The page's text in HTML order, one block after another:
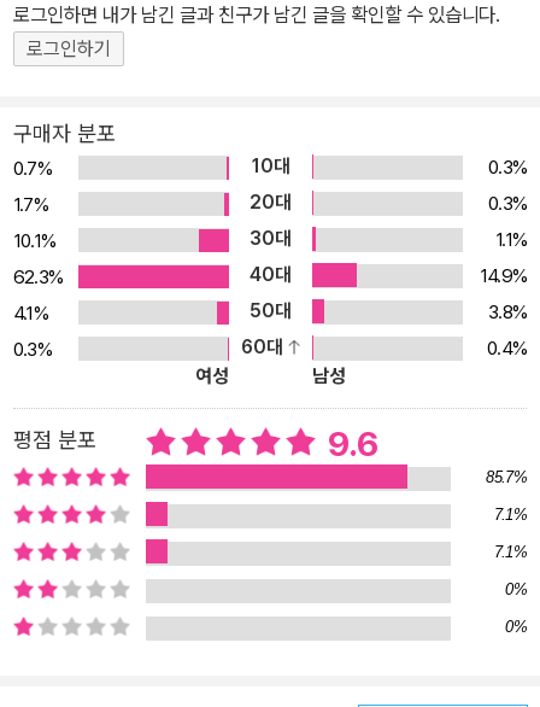
로그인하면 내가 남긴 글과 친구가 남긴 글을 확인할 수 있습니다.
로그인하기
구매자 분포
0.7% 10대
0.3%
1.7%
20대
0.3%
10.1%
30대
1.1%
62.3%
40대
14.9%
4.1%
50대
3.8%
0.3%
60대
0.4%
여성
남성
평점 분포 9.6
85.7%
7.1%
7.1%
0%
0%